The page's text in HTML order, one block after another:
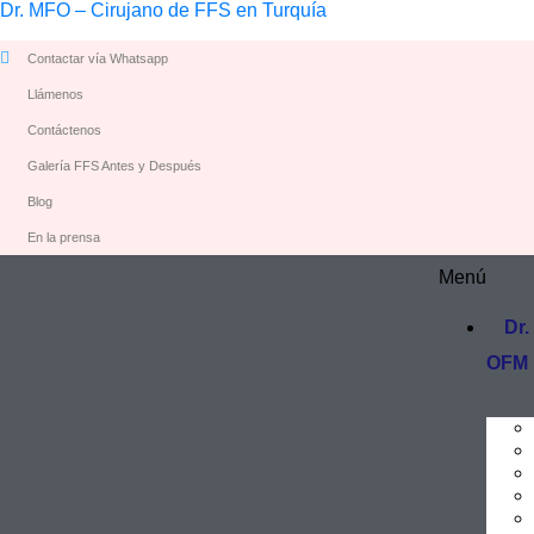
Dr. MFO – Cirujano de FFS en Turquía
Contactar vía Whatsapp
Llámenos
Contáctenos
Galería FFS Antes y Después
Blog
En la prensa
Menú
Dr.
OFM